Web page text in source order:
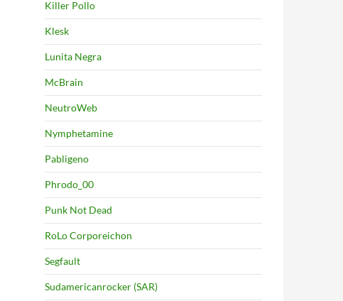
Killer Pollo
Klesk
Lunita Negra
McBrain
NeutroWeb
Nymphetamine
Pabligeno
Phrodo_00
Punk Not Dead
RoLo Corporeichon
Segfault
Sudamericanrocker (SAR)